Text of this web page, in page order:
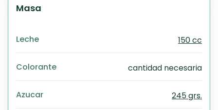
Masa
Leche 150 cc
Colorante cantidad necesaria
Azucar 245 grs.